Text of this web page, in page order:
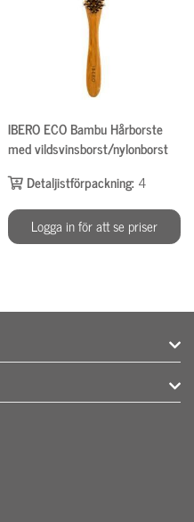
IBERO ECO Bambu Hårborste
med vildsvinsborst/nylonborst
Detaljistförpackning: 4
Logga in för att se priser